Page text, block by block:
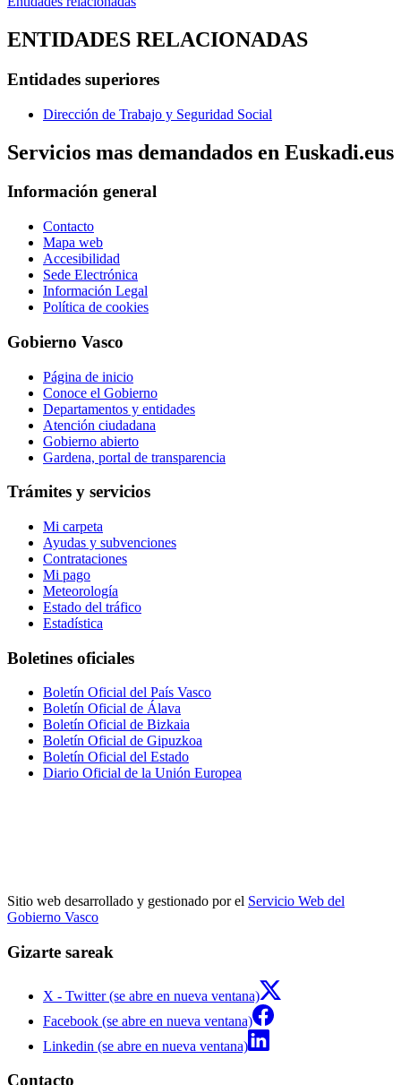
ENTIDADES RELACIONADAS
Entidades superiores
Dirección de Trabajo y Seguridad Social
Servicios mas demandados en Euskadi.eus
Información general
Contacto
Mapa web
Accesibilidad
Sede Electrónica
Información Legal
Política de cookies
Gobierno Vasco
Página de inicio
Conoce el Gobierno
Departamentos y entidades
Atención ciudadana
Gobierno abierto
Gardena, portal de transparencia
Trámites y servicios
Mi carpeta
Ayudas y subvenciones
Contrataciones
Mi pago
Meteorología
Estado del tráfico
Estadística
Boletines oficiales
Boletín Oficial del País Vasco
Boletín Oficial de Álava
Boletín Oficial de Bizkaia
Boletín Oficial de Gipuzkoa
Boletín Oficial del Estado
Diario Oficial de la Unión Europea
Sitio web desarrollado y gestionado por el Servicio Web del
Gobierno Vasco
Gizarte sareak
X - Twitter (se abre en nueva ventana)
Facebook (se abre en nueva ventana)
Linkedin (se abre en nueva ventana)
Contacto